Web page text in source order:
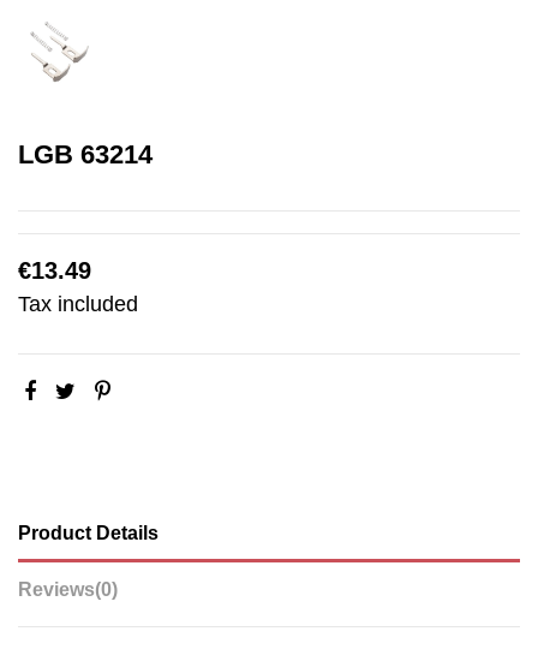
LGB 63214
€13.49
Tax included
Product Details
Reviews(0)